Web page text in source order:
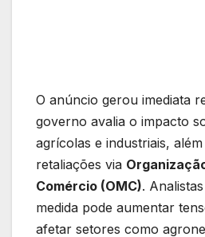
O anúncio gerou imediata
governo avalia o impacto
agrícolas e industriais,
retaliações via
Comércio (OMC).
medida pode aumentar
afetar setores como